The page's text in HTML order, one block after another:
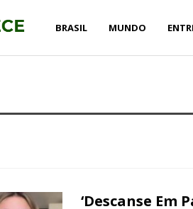
BRASIL MUNDO
‘Descanse Em